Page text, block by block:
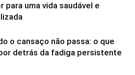
para uma vida saudável e
o cansaço não passa: o que
detrás da fadiga persistente